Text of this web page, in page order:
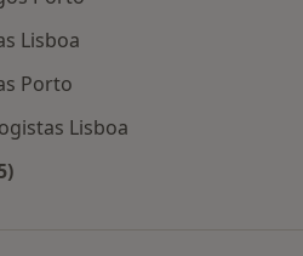
Lisboa
Porto
Lisboa